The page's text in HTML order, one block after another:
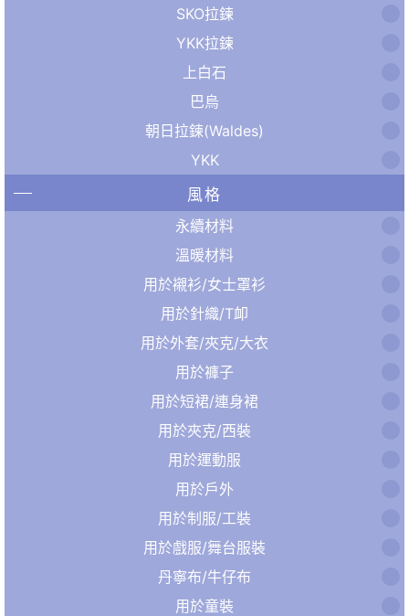
SKO拉鍊
YKK拉鍊
上白石
巴烏
朝日拉鍊(Waldes)
YKK
風格
永續材料
溫暖材料
用於襯衫/女士罩衫
用於針織/T卹
用於外套/夾克/大衣
用於褲子
用於短裙/連身裙
用於夾克/西裝
用於運動服
用於戶外
用於制服/工裝
用於戲服/舞台服裝
丹寧布/牛仔布
用於童裝